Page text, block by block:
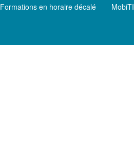
Formations en horaire décalé